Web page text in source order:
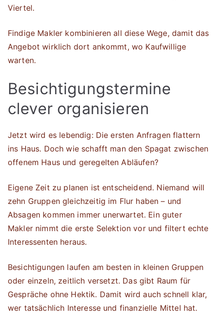
Viertel.
Findige Makler kombinieren all diese Wege, damit das
Angebot wirklich dort ankommt, wo Kaufwillige
warten.
Besichtigungstermine
clever organisieren
Jetzt wird es lebendig: Die ersten Anfragen flattern
ins Haus. Doch wie schafft man den Spagat zwischen
offenem Haus und geregelten Abläufen?
Eigene Zeit zu planen ist entscheidend. Niemand will
zehn Gruppen gleichzeitig im Flur haben – und
Absagen kommen immer unerwartet. Ein guter
Makler nimmt die erste Selektion vor und filtert echte
Interessenten heraus.
Besichtigungen laufen am besten in kleinen Gruppen
oder einzeln, zeitlich versetzt. Das gibt Raum für
Gespräche ohne Hektik. Damit wird auch schnell klar,
wer tatsächlich Interesse und finanzielle Mittel hat.